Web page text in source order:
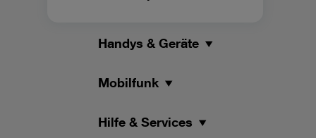
Handys & Geräte
Mobilfunk
Hilfe & Services